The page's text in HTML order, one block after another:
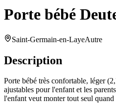
Porte bébé
Saint-Germain-en-LayeAutre
Description
Porte bébé très confortable, léger
ajustables pour l'enfant et les
l'enfant veut monter tout seul quand